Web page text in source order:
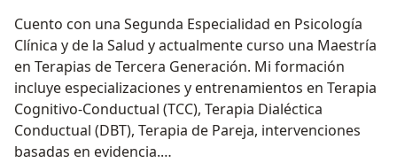
Cuento con una Segunda Especialidad en Psicología
Clínica y de la Salud y actualmente curso una Maestría
en Terapias de Tercera Generación. Mi formación
incluye especializaciones y entrenamientos en Terapia
Cognitivo-Conductual (TCC), Terapia Dialéctica
Conductual (DBT), Terapia de Pareja, intervenciones
basadas en evidencia.